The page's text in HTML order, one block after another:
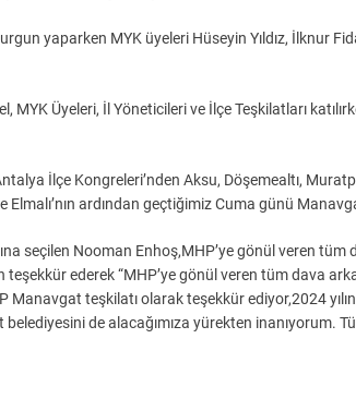
yaparken MYK üyeleri Hüseyin Yıldız, İlknur
MYK Üyeleri, İl Yöneticileri ve İlçe Teşkilatları
İlçe Kongreleri’nden Aksu, Döşemealtı,
ardından geçtiğimiz Cuma günü
seçilen Nooman Enhoş,MHP’ye gönül veren tüm
ederek “MHP’ye gönül veren tüm dava
Manavgat teşkilatı olarak teşekkür ediyor,2024
belediyesini de alacağımıza yürekten inanıyorum.